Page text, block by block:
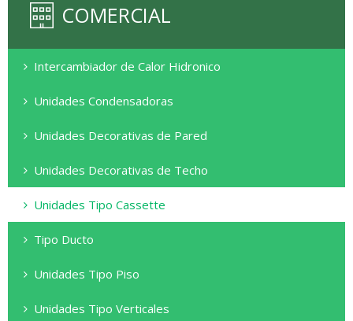
COMERCIAL
Intercambiador de Calor Hidronico
Serie PWFY
Unidades Condensadoras
Serie W
Serie WR2
Serie R2
Serie Y H2i
Serie PUHY
Serie S
Unidades Decorativas de Pared
Serie PKFY
Serie PKA
Unidades Decorativas de Techo
Serie PCFY
Serie PCA
Unidades Tipo Cassette
Serie PLA
Cassette 1 Via
Cassette 2 Vias
Tipo Ducto
Alta Presión
Presión Media
Unidades Tipo Piso
Tipo Piso Oculto
Unidades Tipo Verticales